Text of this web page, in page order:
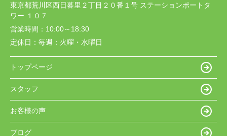
東京都荒川区西日暮里２丁目２０番１号 ステーションポートタ
ワー １０７
営業時間： 10:00～18:30
定休日： 毎週：火曜・水曜日
トップページ
スタッフ
お客様の声
ブログ